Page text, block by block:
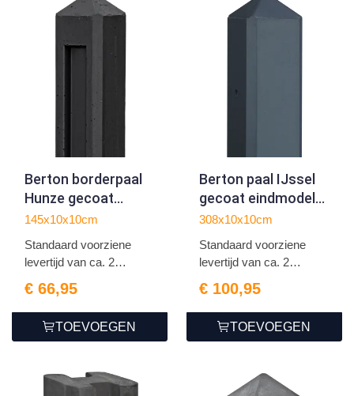
Berton borderpaal
Hunze gecoat
driewegsmodel 145
145x10x10cm
Standaard voorziene
levertijd van ca. 2
€ 66,95
TOEVOEGEN
Berton paal IJssel
gecoat eindmodel
308
308x10x10cm
Standaard voorziene
levertijd van ca. 2
€ 100,95
TOEVOEGEN